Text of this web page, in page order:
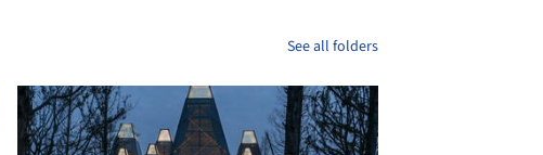
See all folders